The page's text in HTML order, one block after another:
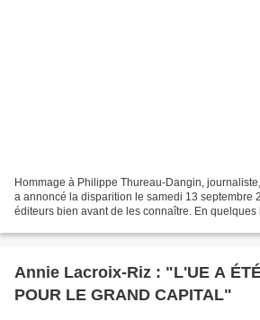
Hommage à Philippe Thureau-Dangin,
a annoncé la disparition le samedi 13 septembre
éditeurs bien avant de les connaître. En quelques
Annie Lacroix-Riz : "L'UE A
POUR LE GRAND CAPITAL"